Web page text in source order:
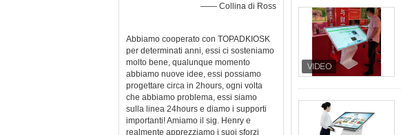
—— Collina di Ross
Abbiamo cooperato con TOPADKIOSK
per determinati anni, essi ci sosteniamo
molto bene, qualunque momento
abbiamo nuove idee, essi possiamo
progettare circa in 2hours, ogni volta
che abbiamo problema, essi siamo
sulla linea 24hours e diamo i supporti
importanti! Amiamo il sig. Henry e
realmente apprezziamo i suoi sforzi